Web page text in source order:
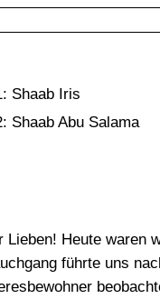
Shaab Iris
Shaab Abu Salama
Lieben! Heute waren
führte uns